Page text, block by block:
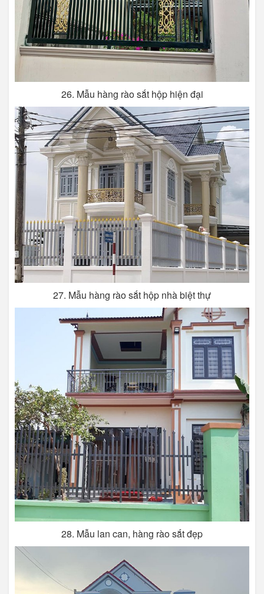
26. Mẫu hàng rào sắt hộp hiện đại
27. Mẫu hàng rào sắt hộp nhà biệt thự
28. Mẫu lan can, hàng rào sắt đẹp